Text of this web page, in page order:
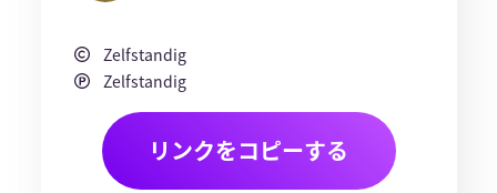
Zelfstandig
Zelfstandig
リンクをコピーする